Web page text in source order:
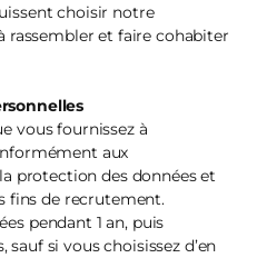
choisir notre
rassembler et faire cohabiter
vous fournissez à
aux
protection des données et
fins de recrutement.
pendant 1 an, puis
si vous choisissez d’en